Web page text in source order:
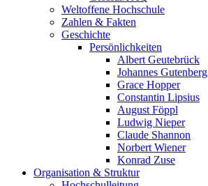
Weltoffene Hochschule
Zahlen & Fakten
Geschichte
Persönlichkeiten
Albert Geutebrück
Johannes Gutenberg
Grace Hopper
Constantin Lipsius
August Föppl
Ludwig Nieper
Claude Shannon
Norbert Wiener
Konrad Zuse
Organisation & Struktur